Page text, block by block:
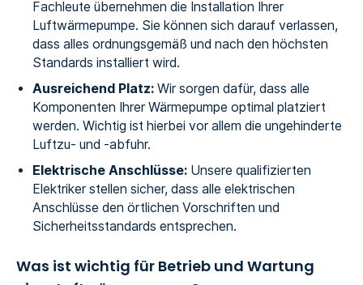
Fachleute übernehmen die Installation Ihrer
Luftwärmepumpe. Sie können sich darauf verlassen,
dass alles ordnungsgemäß und nach den höchsten
Standards installiert wird.
Ausreichend Platz:Wir sorgen dafür, dass alle
Komponenten Ihrer Wärmepumpe optimal platziert
werden. Wichtig ist hierbei vor allem die ungehinderte
Luftzu- und -abfuhr.
Elektrische Anschlüsse:Unsere qualifizierten
Elektriker stellen sicher, dass alle elektrischen
Anschlüsse den örtlichen Vorschriften und
Sicherheitsstandards entsprechen.
Was ist wichtig für Betrieb und Wartung